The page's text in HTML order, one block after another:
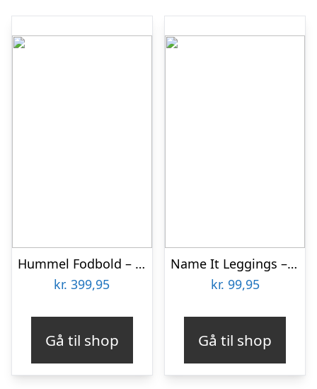
Hummel Fodbold – HmlInspire Elite – Limegrøn/Hvid/Grå
kr. 399,95
Gå til shop
Name It Leggings – Rib – NbmHaball – Peyote Melange m. Fodbolde
kr. 99,95
Gå til shop